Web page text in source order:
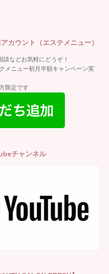
カウント（エステメニュー）
談などお気軽にどうぞ！
メニュー初月半額キャンペーン実
限定です
チャンネル